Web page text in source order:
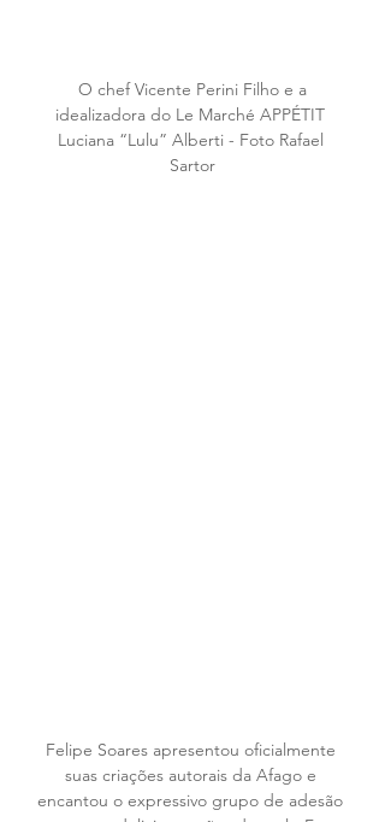
O chef Vicente Perini Filho e a
idealizadora do Le Marché APPÉTIT
Luciana “Lulu” Alberti - Foto Rafael
Sartor
Felipe Soares apresentou oficialmente
suas criações autorais da Afago e
encantou o expressivo grupo de adesão